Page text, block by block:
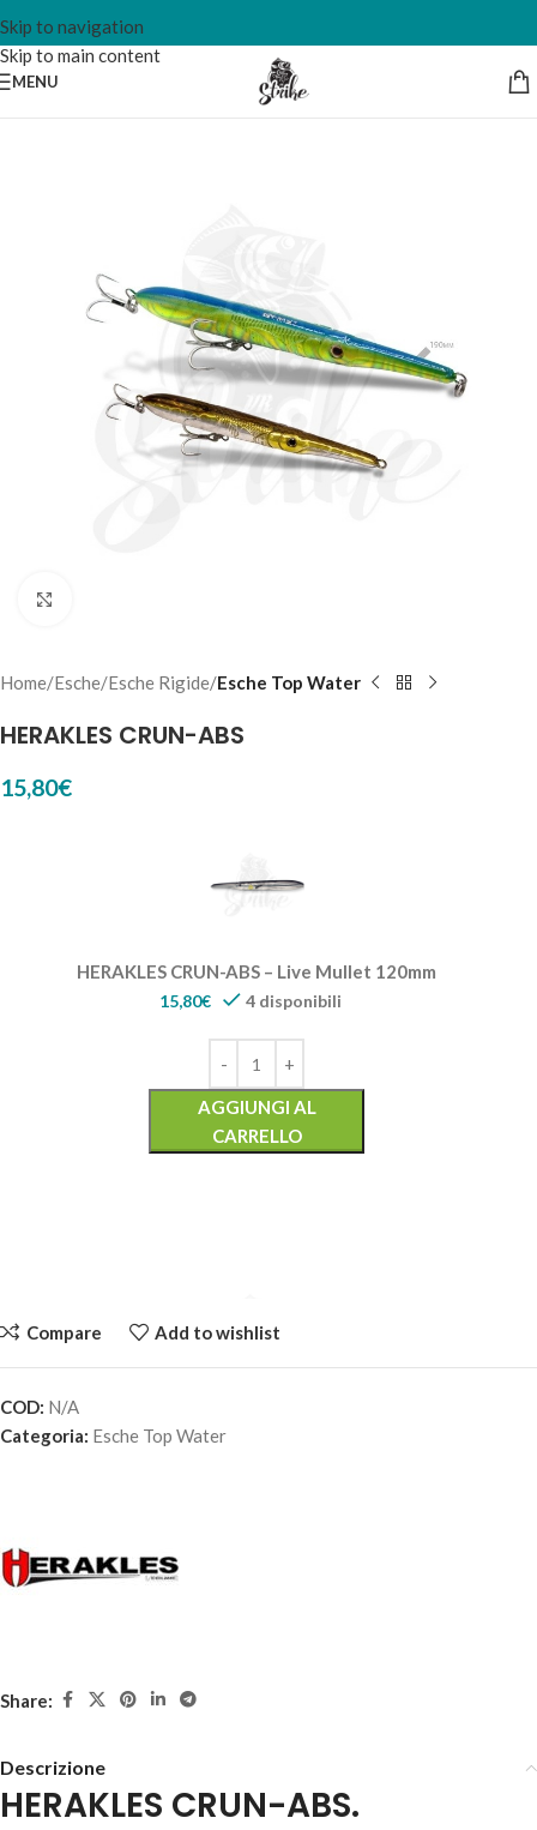
Skip to navigation
Skip to main content
MENU
Home Esche Esche Rigide Esche Top Water
HERAKLES CRUN-ABS
15,80€
HERAKLES CRUN-ABS – Live Mullet 120mm
15,80€ 4 disponibili
AGGIUNGI AL
CARRELLO
15,80€
Compare Add to wishlist
COD: N/A
Categoria: Esche Top Water
Share:
Descrizione
HERAKLES CRUN-ABS.